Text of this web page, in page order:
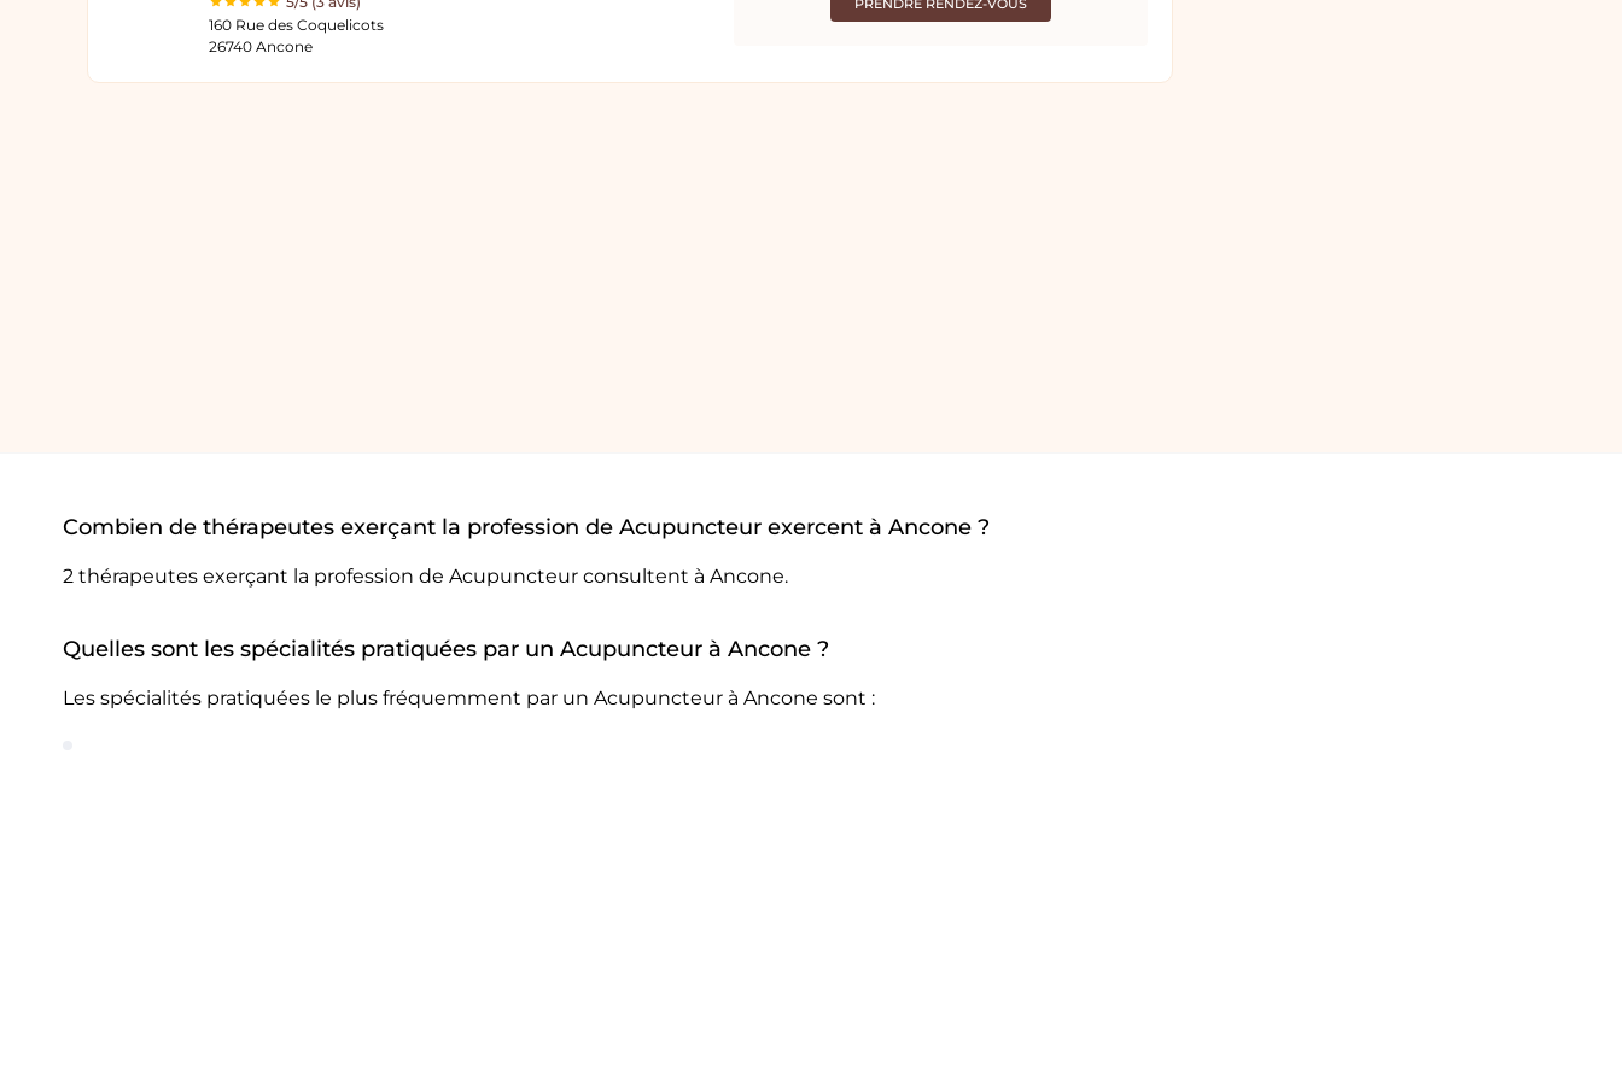
160 Rue des Coquelicots
26740 Ancone
PRENDRE RENDEZ-VOUS
Combien de thérapeutes exerçant la profession de Acupuncteur exercent à Ancone ?
2 thérapeutes exerçant la profession de Acupuncteur consultent à Ancone.
Quelles sont les spécialités pratiquées par un Acupuncteur à Ancone ?
Les spécialités pratiquées le plus fréquemment par un Acupuncteur à Ancone sont :